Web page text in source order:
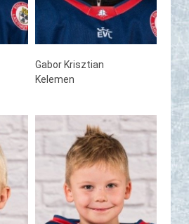
Gabor Krisztian
Kelemen